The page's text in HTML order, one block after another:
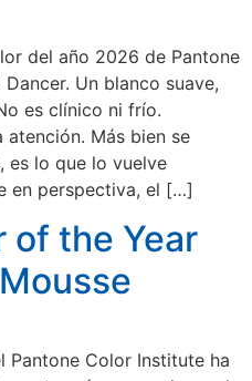
del año 2026 de Pantone
Dancer. Un blanco suave,
es clínico ni frío.
Más bien se
es lo que lo vuelve
en perspectiva, el […]
of the Year
Pantone Color Institute ha